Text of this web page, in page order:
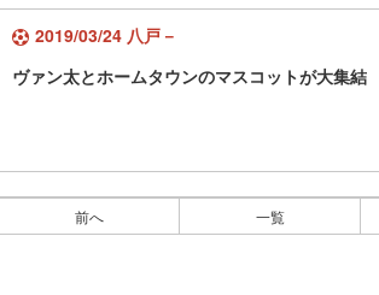
2019/03/24 八戸－
ヴァン太とホームタウンのマスコットが大集結
前へ 一覧